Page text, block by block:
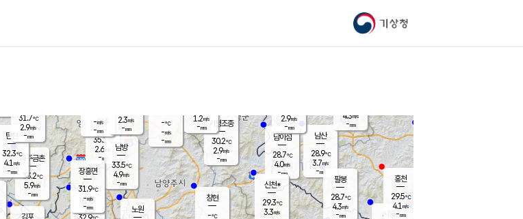
기상청
남이섬
28.7℃
4.0m/s
-mm
양주
35.1℃
2.6
-mm
남산
28.9℃
3.7m/s
-mm
팔봉
28.7℃
4.3m/s
-mm
2.9m/s
-mm
파주금촌
33.2℃
5.9m/s
-mm
가평조종
30.2℃
2.9m/s
-mm
-℃
-m/s
-mm
신천*
29.3℃
3.3m/s
창현
-℃
탄현
32.3℃
4.1 m/s
-mm
1.2m/s
-mm
김포
은평
노원
남방
33.5℃
4.9m/s
-mm
장흥면
31.9℃
-m/s
-mm
-m/s
-mm
시동
홍천
29.5℃
4.1 m/s
-mm
4.3m/s
-mm
31.7℃
2.9m/s
-mm
2.3m/s
-mm